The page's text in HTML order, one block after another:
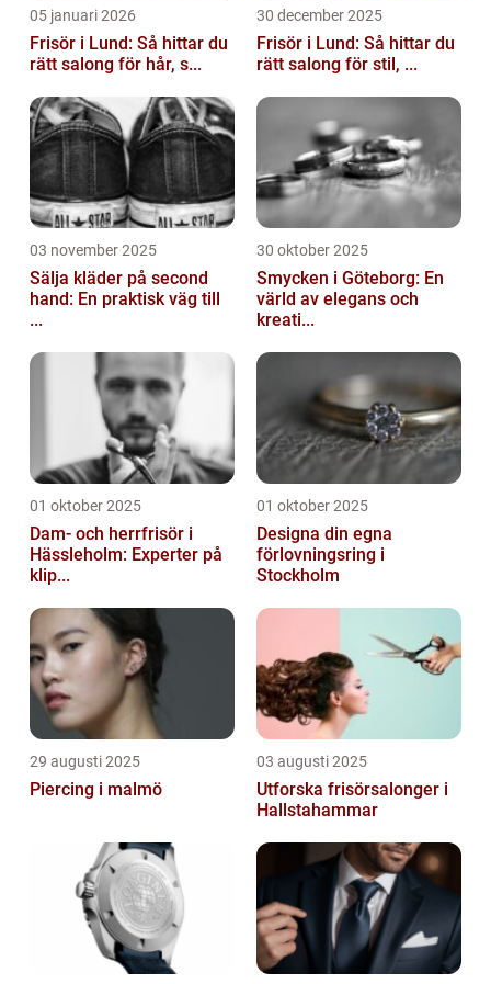
05 januari 2026
Frisör i Lund: Så hittar du
rätt salong för hår, s...
30 december 2025
Frisör i Lund: Så hittar du
rätt salong för stil, ...
03 november 2025
Sälja kläder på second
hand: En praktisk väg till
...
30 oktober 2025
Smycken i Göteborg: En
värld av elegans och
kreati...
01 oktober 2025
Dam- och herrfrisör i
Hässleholm: Experter på
klip...
01 oktober 2025
Designa din egna
förlovningsring i
Stockholm
29 augusti 2025
Piercing i malmö
03 augusti 2025
Utforska frisörsalonger i
Hallstahammar